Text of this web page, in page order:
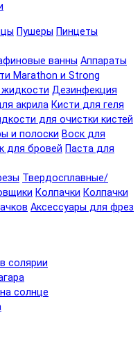
Пушеры Пинцеты
ванны Аппараты
Marathon и Strong
жидкости Дезинфекция
акрила Кисти для геля
для очистки кистей
и полоски Воск для
для бровей Паста для
Твердосплавные/
Колпачки Колпачки
Аксессуары для фрез
солярии
солнце